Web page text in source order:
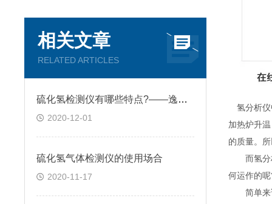
相关文章
RELATED ARTICLES
硫化氢检测仪有哪些特点?——逸云天分享
2020-12-01
硫化氢气体检测仪的使用场合
2020-11-17
氢分析仪
加热炉升
的质量。
而氢分析
何运作的
简单来说